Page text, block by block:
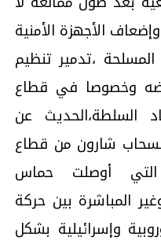
الأجهزة الأمنية
المسلحة ،تدمير تنظيم
وخصوصا في قطاع
السلطة،الحديث عن
شارون من قطاع
التي أوصلت حماس
المباشرة بين حركة
وإسرائيلية بشكل